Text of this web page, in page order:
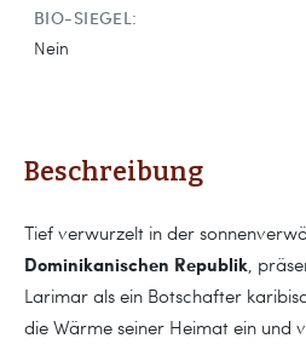
BIO-SIEGEL:
Nein
Beschreibung
Tief verwurzelt in der
Dominikanischen Republik ,
Larimar als ein Botschafter
die Wärme seiner Heimat ein und